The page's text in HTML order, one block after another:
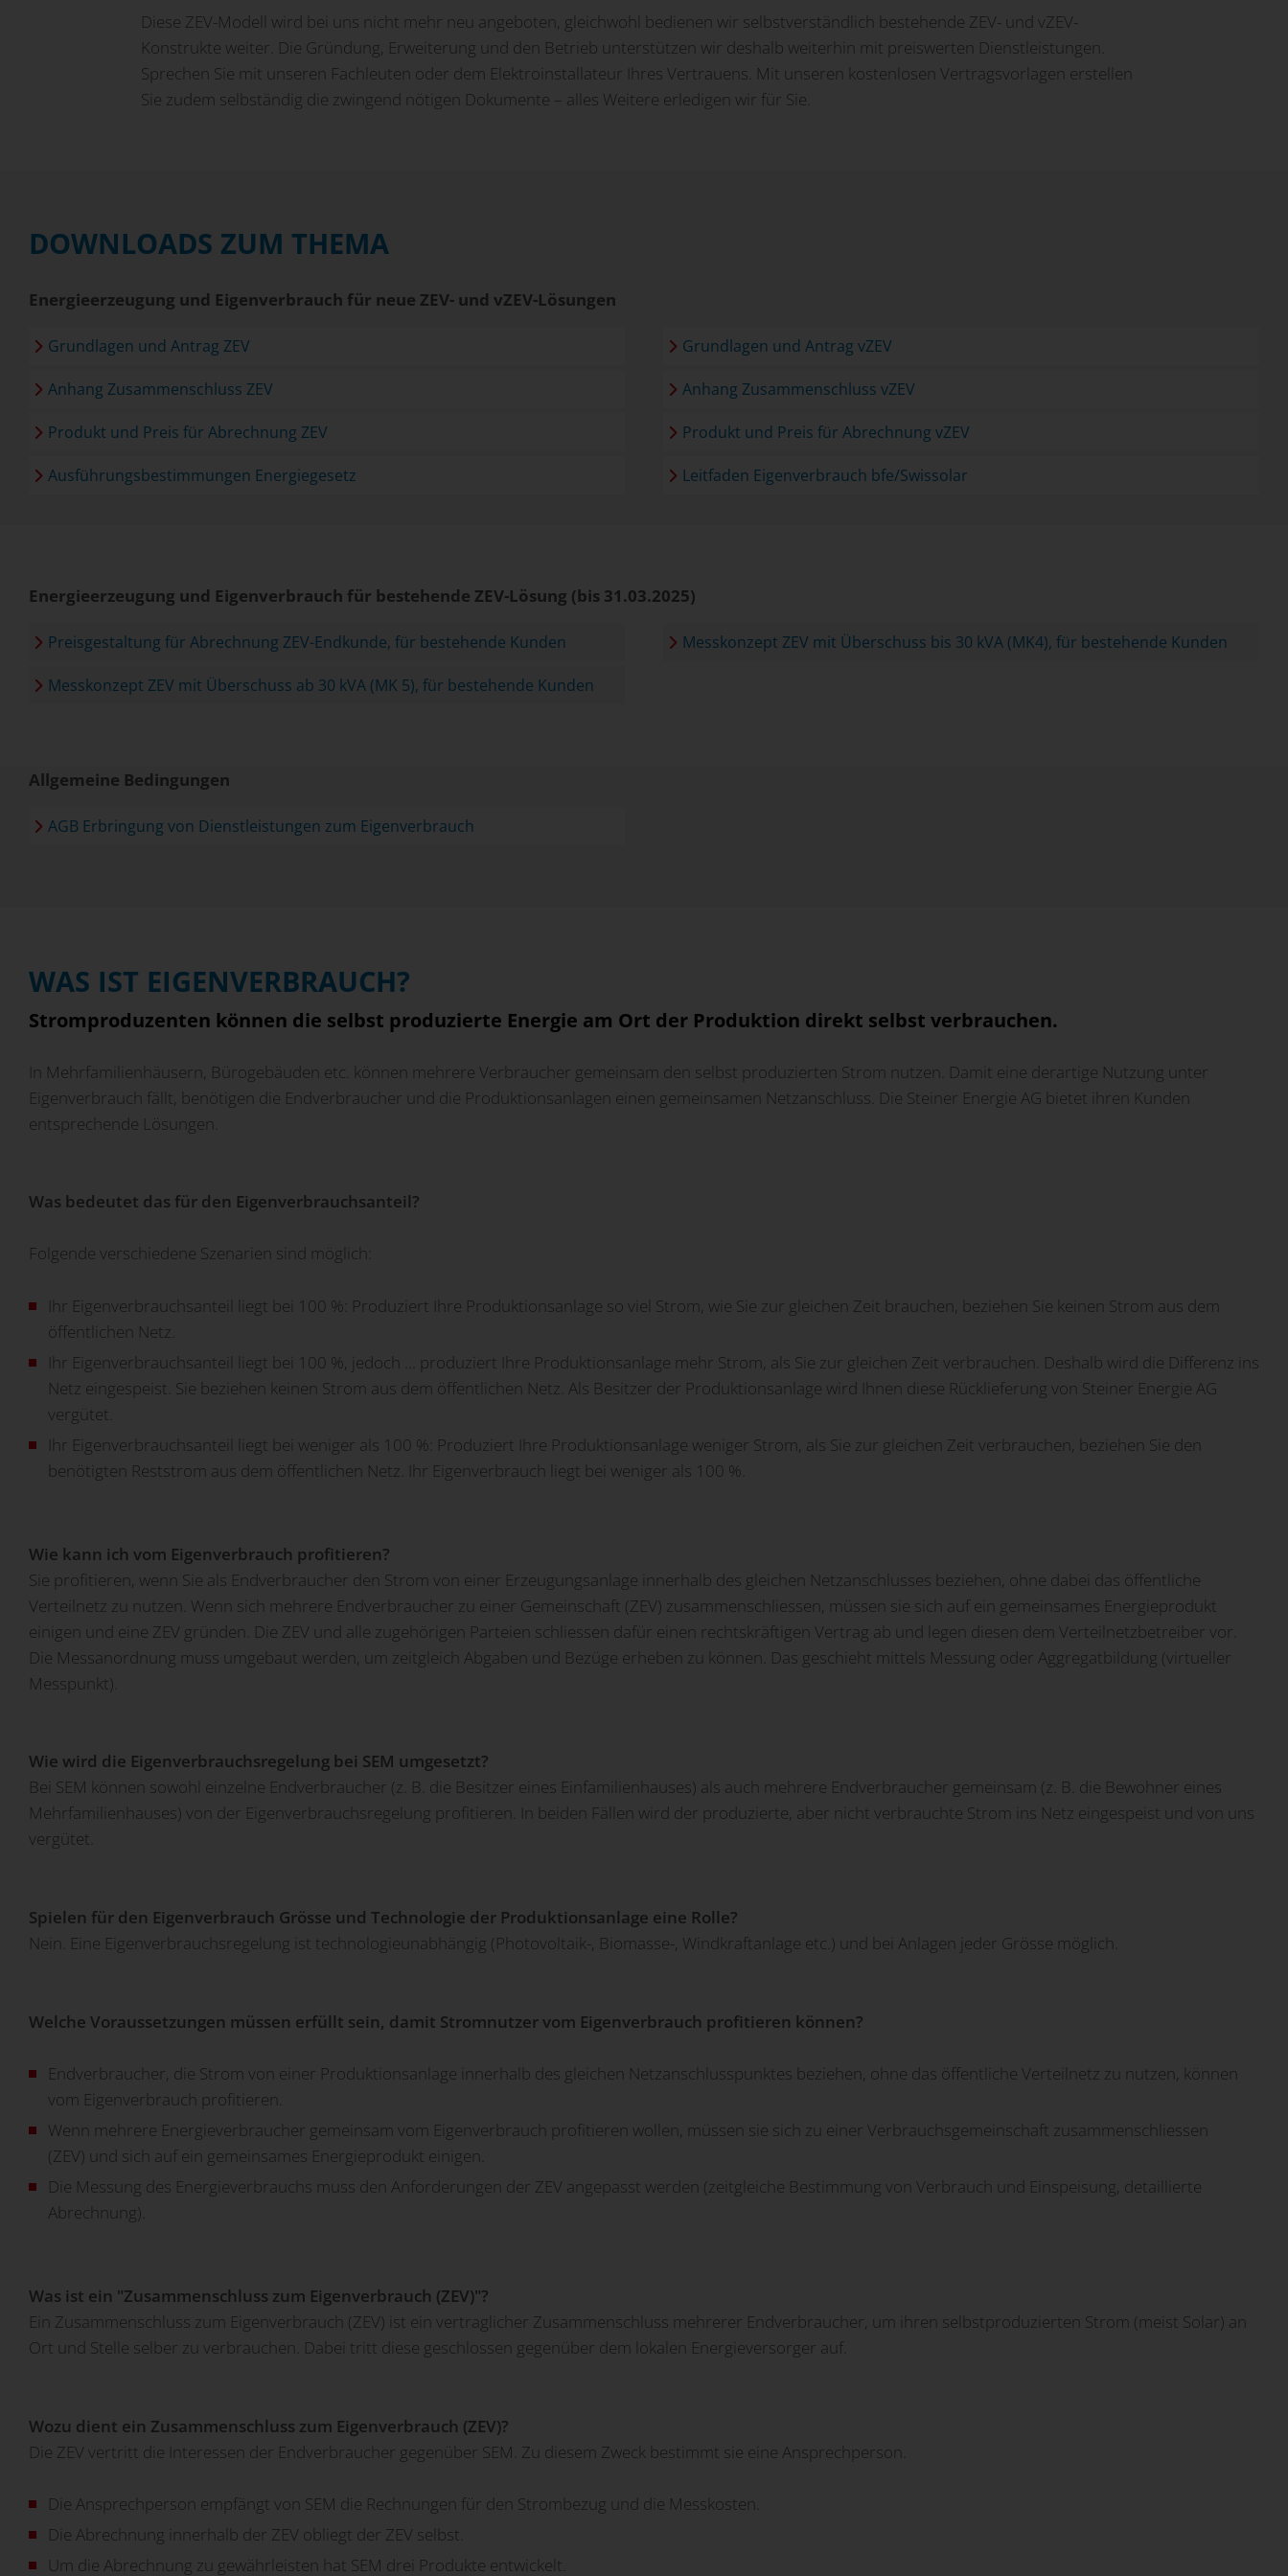
Netznutzungstarife
Werkleitungsauskunft
Temporärer Netzanschluss
Rechnung & Zahlung
Rund um den Strom
Stromunterbruch, was tun?
Sicherheitsprüfung
Defekte Strassenlampe
Universelle Gebäudeverkabelung
Videoüberwachung
Mobilität der Zukunft
Last und Lademanagement
Unsere LernendenDiese ZEV-Modell wird bei uns nicht mehr neu angeboten, gleichwohl bedienen wir selbstverständlich bestehende ZEV- und vZEV-
Konstrukte weiter. Die Gründung, Erweiterung und den Betrieb unterstützen wir deshalb weiterhin mit preiswerten Dienstleistungen.
Sprechen Sie mit unseren Fachleuten oder dem Elektroinstallateur Ihres Vertrauens. Mit unseren kostenlosen Vertragsvorlagen erstellen
Sie zudem selbständig die zwingend nötigen Dokumente – alles Weitere erledigen wir für Sie.
DOWNLOADS ZUM THEMA
Energieerzeugung und Eigenverbrauch für neue ZEV- und vZEV-Lösungen
Grundlagen und Antrag ZEV Grundlagen und Antrag vZEV
Anhang Zusammenschluss ZEV Anhang Zusammenschluss vZEV
Produkt und Preis für Abrechnung ZEV Produkt und Preis für Abrechnung vZEV
Ausführungsbestimmungen Energiegesetz Leitfaden Eigenverbrauch bfe/Swissolar
Energieerzeugung und Eigenverbrauch für bestehende ZEV-Lösung (bis 31.03.2025)
Preisgestaltung für Abrechnung ZEV-Endkunde, für bestehende Kunden Messkonzept ZEV mit Überschuss bis 30 kVA (MK4), für bestehende Kunden
Messkonzept ZEV mit Überschuss ab 30 kVA (MK 5), für bestehende Kunden
Allgemeine Bedingungen
AGB Erbringung von Dienstleistungen zum Eigenverbrauch
WAS IST EIGENVERBRAUCH?
Stromproduzenten können die selbst produzierte Energie am Ort der Produktion direkt selbst verbrauchen.
In Mehrfamilienhäusern, Bürogebäuden etc. können mehrere Verbraucher gemeinsam den selbst produzierten Strom nutzen. Damit eine derartige Nutzung unter
Eigenverbrauch fällt, benötigen die Endverbraucher und die Produktionsanlagen einen gemeinsamen Netzanschluss. Die Steiner Energie AG bietet ihren Kunden
entsprechende Lösungen.
Was bedeutet das für den Eigenverbrauchsanteil?
Folgende verschiedene Szenarien sind möglich:
Ihr Eigenverbrauchsanteil liegt bei 100 %: Produziert Ihre Produktionsanlage so viel Strom, wie Sie zur gleichen Zeit brauchen, beziehen Sie keinen Strom aus dem
öffentlichen Netz.
Ihr Eigenverbrauchsanteil liegt bei 100 %, jedoch ... produziert Ihre Produktionsanlage mehr Strom, als Sie zur gleichen Zeit verbrauchen. Deshalb wird die Differenz ins
Netz eingespeist. Sie beziehen keinen Strom aus dem öffentlichen Netz. Als Besitzer der Produktionsanlage wird Ihnen diese Rücklieferung von Steiner Energie AG
vergütet.
Ihr Eigenverbrauchsanteil liegt bei weniger als 100 %: Produziert Ihre Produktionsanlage weniger Strom, als Sie zur gleichen Zeit verbrauchen, beziehen Sie den
benötigten Reststrom aus dem öffentlichen Netz. Ihr Eigenverbrauch liegt bei weniger als 100 %.
Wie kann ich vom Eigenverbrauch profitieren?
Sie profitieren, wenn Sie als Endverbraucher den Strom von einer Erzeugungsanlage innerhalb des gleichen Netzanschlusses beziehen, ohne dabei das öffentliche
Verteilnetz zu nutzen. Wenn sich mehrere Endverbraucher zu einer Gemeinschaft (ZEV) zusammenschliessen, müssen sie sich auf ein gemeinsames Energieprodukt
einigen und eine ZEV gründen. Die ZEV und alle zugehörigen Parteien schliessen dafür einen rechtskräftigen Vertrag ab und legen diesen dem Verteilnetzbetreiber vor.
Die Messanordnung muss umgebaut werden, um zeitgleich Abgaben und Bezüge erheben zu können. Das geschieht mittels Messung oder Aggregatbildung (virtueller
Messpunkt).
Wie wird die Eigenverbrauchsregelung bei SEM umgesetzt?
Bei SEM können sowohl einzelne Endverbraucher (z. B. die Besitzer eines Einfamilienhauses) als auch mehrere Endverbraucher gemeinsam (z. B. die Bewohner eines
Mehrfamilienhauses) von der Eigenverbrauchsregelung profitieren. In beiden Fällen wird der produzierte, aber nicht verbrauchte Strom ins Netz eingespeist und von uns
vergütet.
Spielen für den Eigenverbrauch Grösse und Technologie der Produktionsanlage eine Rolle?
Nein. Eine Eigenverbrauchsregelung ist technologieunabhängig (Photovoltaik-, Biomasse-, Windkraftanlage etc.) und bei Anlagen jeder Grösse möglich.
Welche Voraussetzungen müssen erfüllt sein, damit Stromnutzer vom Eigenverbrauch profitieren können?
Endverbraucher, die Strom von einer Produktionsanlage innerhalb des gleichen Netzanschlusspunktes beziehen, ohne das öffentliche Verteilnetz zu nutzen, können
vom Eigenverbrauch profitieren.
Wenn mehrere Energieverbraucher gemeinsam vom Eigenverbrauch profitieren wollen, müssen sie sich zu einer Verbrauchsgemeinschaft zusammenschliessen
(ZEV) und sich auf ein gemeinsames Energieprodukt einigen.
Die Messung des Energieverbrauchs muss den Anforderungen der ZEV angepasst werden (zeitgleiche Bestimmung von Verbrauch und Einspeisung, detaillierte
Abrechnung).
Was ist ein "Zusammenschluss zum Eigenverbrauch (ZEV)"?
Ein Zusammenschluss zum Eigenverbrauch (ZEV) ist ein vertraglicher Zusammenschluss mehrerer Endverbraucher, um ihren selbstproduzierten Strom (meist Solar) an
Ort und Stelle selber zu verbrauchen. Dabei tritt diese geschlossen gegenüber dem lokalen Energieversorger auf.
Wozu dient ein Zusammenschluss zum Eigenverbrauch (ZEV)?
Die ZEV vertritt die Interessen der Endverbraucher gegenüber SEM. Zu diesem Zweck bestimmt sie eine Ansprechperson.
Die Ansprechperson empfängt von SEM die Rechnungen für den Strombezug und die Messkosten.
Die Abrechnung innerhalb der ZEV obliegt der ZEV selbst.
Um die Abrechnung zu gewährleisten hat SEM drei Produkte entwickelt.